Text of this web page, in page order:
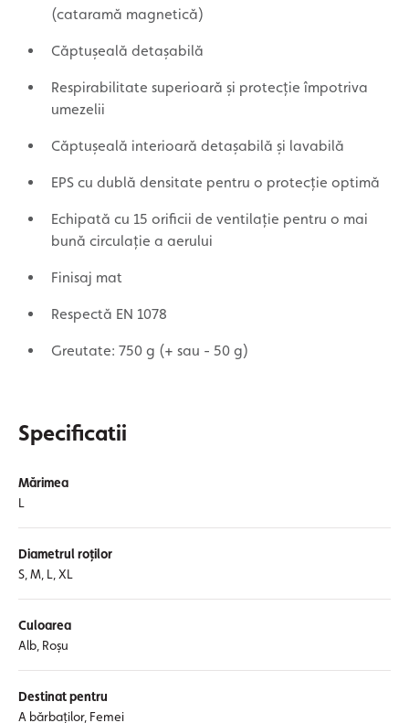
(cataramă magnetică)
Căptușeală detașabilă
Respirabilitate superioară și protecție împotriva
umezelii
Căptușeală interioară detașabilă și lavabilă
EPS cu dublă densitate pentru o protecție optimă
Echipată cu 15 orificii de ventilație pentru o mai
bună circulație a aerului
Finisaj mat
Respectă EN 1078
Greutate: 750 g (+ sau - 50 g)
Specificatii
Mărimea
L
Diametrul roților
S, M, L, XL
Culoarea
Alb, Roșu
Destinat pentru
A bărbaților, Femei